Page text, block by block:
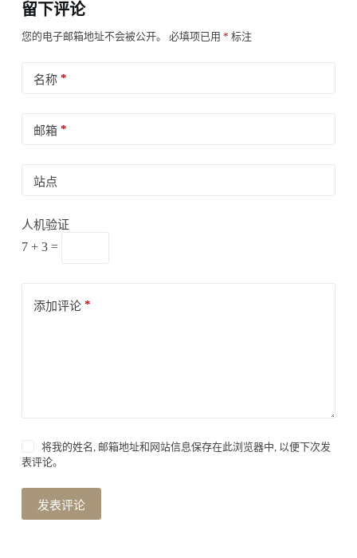
留下评论
您的电子邮箱地址不会被公开。 必填项已用 * 标注
名称*
邮箱*
站点
人机验证
7 + 3 =
添加评论*
将我的姓名, 邮箱地址和网站信息保存在此浏览器中, 以便下次发
表评论。
发表评论